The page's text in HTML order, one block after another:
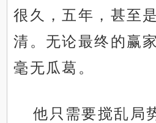
很久，五年，甚至
清。无论最终的赢
毫无瓜葛。
他只需要搅乱局